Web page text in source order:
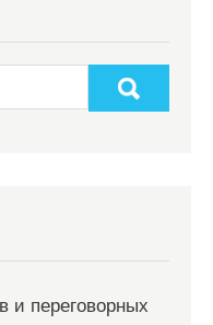
и переговорных